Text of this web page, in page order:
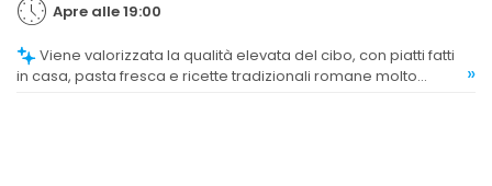
Apre alle 19:00
in casa, pasta fresca e ricette tradizionali romane molto
»